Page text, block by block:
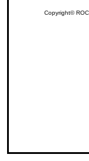
Copyright©